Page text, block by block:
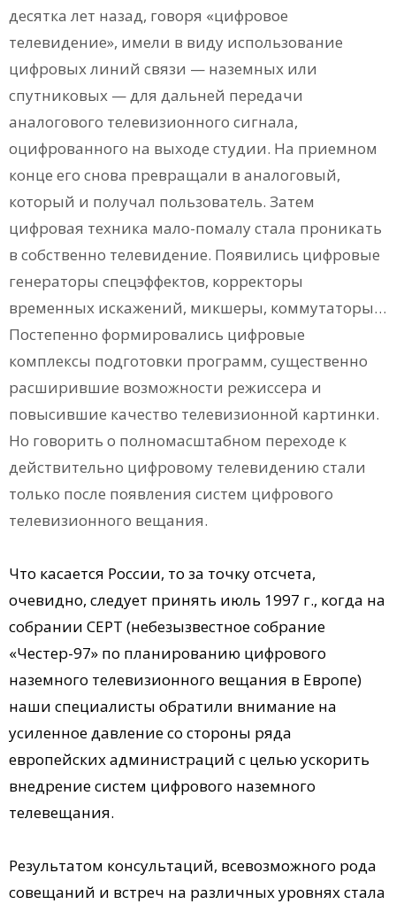
десятка лет назад, говоря «цифровое
телевидение», имели в виду использование
цифровых линий связи — наземных или
спутниковых — для дальней передачи
аналогового телевизионного сигнала,
оцифрованного на выходе студии. На приемном
конце его снова превращали в аналоговый,
который и получал пользователь. Затем
цифровая техника мало-помалу стала проникать
в собственно телевидение. Появились цифровые
генераторы спецэффектов, корректоры
временных искажений, микшеры, коммутаторы…
Постепенно формировались цифровые
комплексы подготовки программ, существенно
расширившие возможности режиссера и
повысившие качество телевизионной картинки.
Но говорить о полномасштабном переходе к
действительно цифровому телевидению стали
только после появления систем цифрового
телевизионного вещания.
Что касается России, то за точку отсчета,
очевидно, следует принять июль 1997 г., когда на
собрании СЕРТ (небезызвестное собрание
«Честер-97» по планированию цифрового
наземного телевизионного вещания в Европе)
наши специалисты обратили внимание на
усиленное давление со стороны ряда
европейских администраций с целью ускорить
внедрение систем цифрового наземного
телевещания.
Результатом консультаций, всевозможного рода
совещаний и встреч на различных уровнях стала